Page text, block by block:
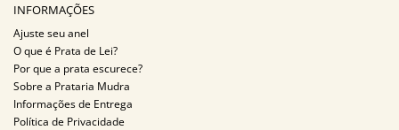
INFORMAÇÕES
Ajuste seu anel
O que é Prata de Lei?
Por que a prata escurece?
Sobre a Prataria Mudra
Informações de Entrega
Política de Privacidade